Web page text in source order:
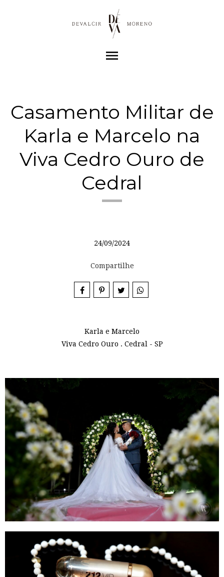
menu
Casamento Militar de
Karla e Marcelo na
Viva Cedro Ouro de
Cedral
24/09/2024
Compartilhe
Karla e Marcelo
Viva Cedro Ouro . Cedral - SP